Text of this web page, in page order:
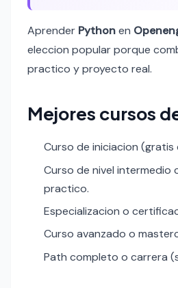
Aprender Pythonen
eleccion popular porque
practico y proyecto real.
Mejores cursos
Curso de iniciacion (gratis
Curso de nivel intermedio
practico.
Especializacion o
Curso avanzado o
Path completo o carrera